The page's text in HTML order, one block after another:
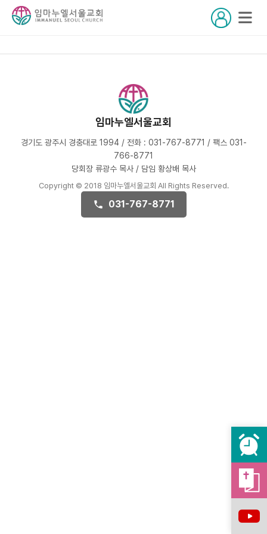
임마누엘서울교회
경기도 광주시 경충대로 1994 / 전화 : 031-767-8771 / 팩스 031-
766-8771
당회장 류광수 목사 / 담임 황상배 목사
Copyright © 2018 임마누엘서울교회 All Rights Reserved.
031-767-8771